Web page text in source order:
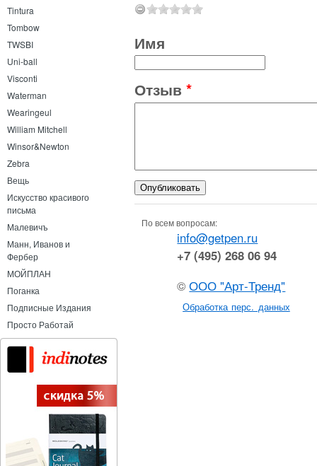
Tintura
Tombow
TWSBI
Uni-ball
Visconti
Waterman
Wearingeul
William Mitchell
Winsor&Newton
Zebra
Вещь
Искусство красивого
письма
Малевичъ
Манн, Иванов и
Фербер
МОЙПЛАН
Поганка
Подписные Издания
Просто Работай
Имя
Отзыв *
По всем вопросам:
info@getpen.ru
+7 (495) 268 06 94
©ООО "Арт-Тренд"
Обработка перс. данных